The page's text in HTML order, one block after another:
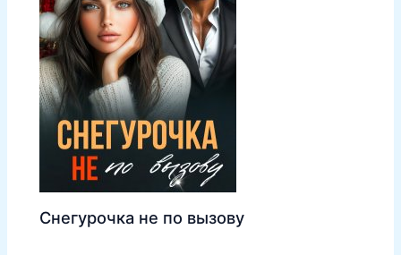
Снегурочка не по вызову